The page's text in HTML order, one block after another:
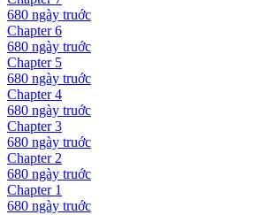
680 ngày truớc
Chapter6
680 ngày truớc
Chapter 5
680 ngày truớc
Chapter4
680 ngày truớc
Chapter3
680 ngày truớc
Chapter 2
680 ngày truớc
Chapter 1
680 ngày truớc